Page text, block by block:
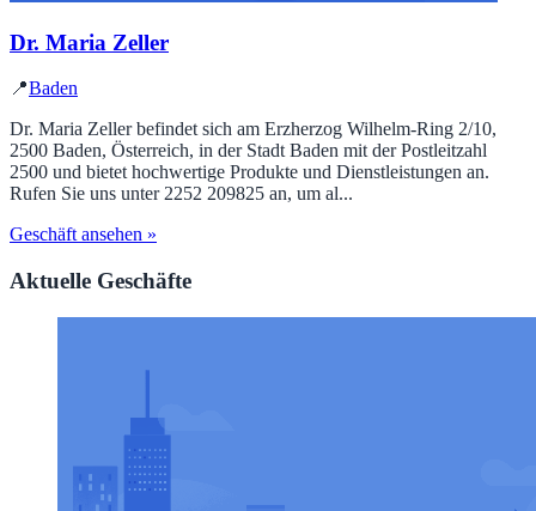
Dr. Maria Zeller
📍Baden
Dr. Maria Zeller befindet sich am Erzherzog Wilhelm-Ring 2/10,
2500 Baden, Österreich, in der Stadt Baden mit der Postleitzahl
2500 und bietet hochwertige Produkte und Dienstleistungen an.
Rufen Sie uns unter 2252 209825 an, um al...
Geschäft ansehen »
Aktuelle Geschäfte